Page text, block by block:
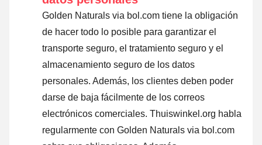
Golden Naturals via bol.com tiene la obligación
de hacer todo lo posible para garantizar el
transporte seguro, el tratamiento seguro y el
almacenamiento seguro de los datos
personales. Además, los clientes deben poder
darse de baja fácilmente de los correos
electrónicos comerciales. Thuiswinkel.org habla
regularmente con Golden Naturals via bol.com